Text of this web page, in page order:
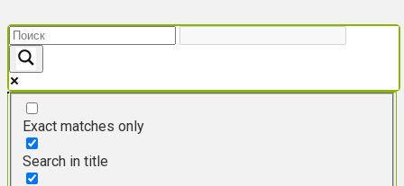
к
контенту
Exact matches only
Search in title